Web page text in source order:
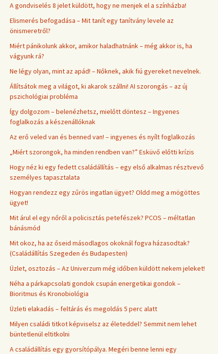
A gondviselés 8 jelet küldött, hogy ne menjek el a színházba!
Elismerés befogadása – Mit tanít egy tanítvány levele az
önismeretről?
Miért pánikolunk akkor, amikor haladhatnánk – még akkor is, ha
vágyunk rá?
Ne légy olyan, mint az apád! – Nőknek, akik fiú gyereket nevelnek.
Állítsátok meg a világot, ki akarok szállni! AI szorongás – az új
pszichológiai probléma
Így dolgozom – belenézhetsz, mielőtt döntesz – Ingyenes
foglalkozás a készenállóknak
Az erő veled van és benned van! – ingyenes és nyílt foglalkozás
„Miért szorongok, ha minden rendben van?” Esküvő előtti krízis
Hogy néz ki egy fedett családállítás – egy első alkalmas résztvevő
személyes tapasztalata
Hogyan rendezz egy zűrös ingatlan ügyet? Oldd meg a mögöttes
ügyet!
Mit árul el egy nőről a policisztás petefészek? PCOS – méltatlan
bánásmód
Mit okoz, ha az őseid másodlagos okoknál fogva házasodtak?
(Családállítás Szegeden és Budapesten)
Üzlet, osztozás – Az Univerzum még időben küldött nekem jeleket!
Néha a párkapcsolati gondok csupán energetikai gondok –
Bioritmus és Kronobiológia
Üzleti elakadás – feltárás és megoldás 5 perc alatt
Milyen családi titkot képviselsz az életeddel? Semmit nem lehet
büntetlenül eltitkolni
A családállítás egy gyorsítópálya. Megéri benne lenni egy